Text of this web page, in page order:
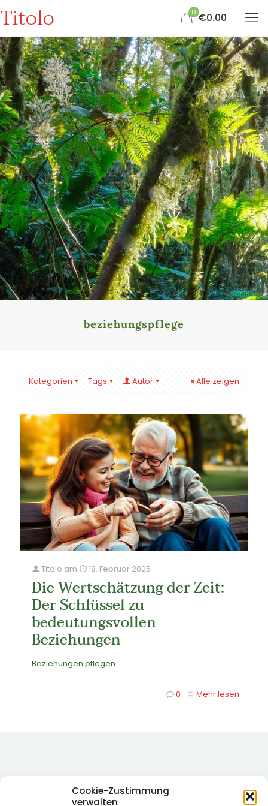
Cookie-Zustimmung
verwalten
Titolo 0 €0.00
beziehungspflege
Kategorien Tags Autor Alle zeigen
Titolo am 18. Februar 2025
Die Wertschätzung der Zeit:
Der Schlüssel zu
bedeutungsvollen
Beziehungen
Beziehungen pflegen.
0 Mehr lesen